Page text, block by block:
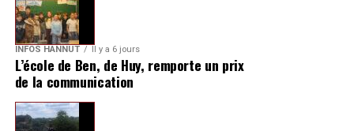
INFOS HANNUT Il y a 6 jours
L’école de Ben, de Huy, remporte un prix
de la communication